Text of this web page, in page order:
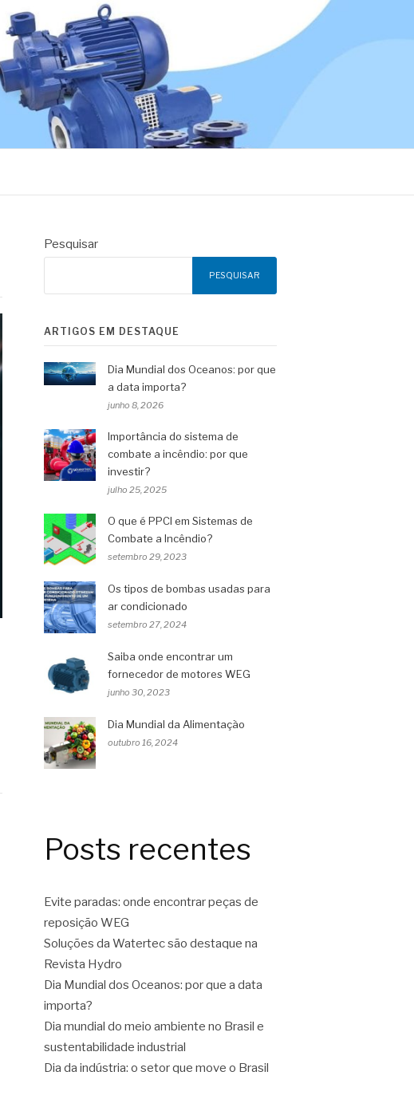
Pesquisar
PESQUISAR
ARTIGOS EM DESTAQUE
Dia Mundial dos Oceanos: por que
a data importa?
junho 8, 2026
Importância do sistema de
combate a incêndio: por que
investir?
julho 25, 2025
O que é PPCI em Sistemas de
Combate a Incêndio?
setembro 29, 2023
Os tipos de bombas usadas para
ar condicionado
setembro 27, 2024
Saiba onde encontrar um
fornecedor de motores WEG
junho 30, 2023
Dia Mundial da Alimentação
outubro 16, 2024
Posts recentes
Evite paradas: onde encontrar peças de
reposição WEG
Soluções da Watertec são destaque na
Revista Hydro
Dia Mundial dos Oceanos: por que a data
importa?
Dia mundial do meio ambiente no Brasil e
sustentabilidade industrial
Dia da indústria: o setor que move o Brasil